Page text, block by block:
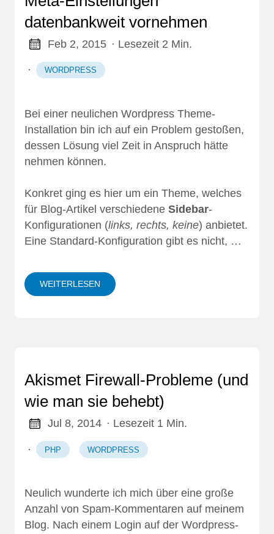
datenbankweit vornehmen
Feb 2, 2015 · Lesezeit 2 Min.
· WORDPRESS
Bei einer neulichen Wordpress Theme-
Installation bin ich auf ein Problem gestoßen,
dessen Lösung viel Zeit in Anspruch hätte
nehmen können.
Konkret ging es hier um ein Theme, welches
für Blog-Artikel verschiedene Sidebar-
Konfigurationen (links, rechts, keine) anbietet.
Eine Standard-Konfiguration gibt es nicht, …
WEITERLESEN
Akismet Firewall-Probleme (und
wie man sie behebt)
Jul 8, 2014 · Lesezeit 1 Min.
· PHP WORDPRESS
Neulich wunderte ich mich über eine große
Anzahl von Spam-Kommentaren auf meinem
Blog. Nach einem Login auf der Wordpress-